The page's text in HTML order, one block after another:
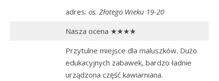
adres: os. Złotego Wieku 19-20
Nasza ocena ★★★★
Przytulne miejsce dla maluszków. Dużo
edukacyjnych zabawek, bardzo ładnie
urządzona część kawiarniana.